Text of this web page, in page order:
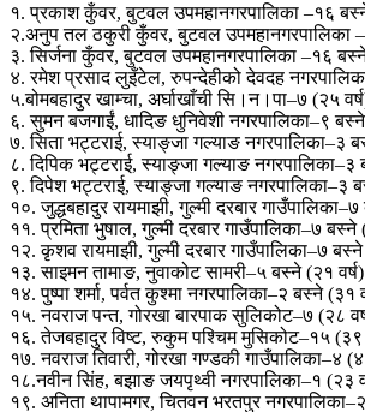
१. प्रकाश कुँवर, बुटवल उपमहानगरपालिका –१६
२.अनुप तल ठकुरी कुँवर, बुटवल उपमहानगरपालिका
३. सिर्जना कुँवर, बुटवल उपमहानगरपालिका –१६
४. रमेश प्रसाद लुइँटेल, रुपन्देहीको देवदह
५.बोमबहादुर खाम्चा, अर्घाखाँची सि।न।पा–७ (२५
६. सुमन बजगाईं, धादिङ धुनिवेशी नगरपालिका–९
७. सिता भट्टराई, स्याङ्जा गल्याङ नगरपालिका–३
८. दिपिक भट्टराई, स्याङ्जा गल्याङ नगरपालिका–३
९. दिपेश भट्टराई, स्याङ्जा गल्याङ नगरपालिका–३
१०. जुद्धबहादुर रायमाझी, गुल्मी दरबार
११. प्रमिता भुषाल, गुल्मी दरबार गाउँपालिका–७ बस्ने
१२. कृशव रायमाझी, गुल्मी दरबार गाउँपालिका–७ बस्ने
१३. साइमन तामाङ, नुवाकोट सामरी–५ बस्ने (२१ वर्ष)
१४. पुष्पा शर्मा, पर्वत कुश्मा नगरपालिका–२ बस्ने (३१
१५. नवराज पन्त, गोरखा बारपाक सुलिकोट–७ (२८
१६. तेजबहादुर विष्ट, रुकुम पश्चिम मुसिकोट–१५ (३९
१७. नवराज तिवारी, गोरखा गण्डकी गाउँपालिका–४
१८.नवीन सिंह, बझाङ जयपृथ्वी नगरपालिका–१ (२३
१९. अनिता थापामगर, चितवन भरतपुर